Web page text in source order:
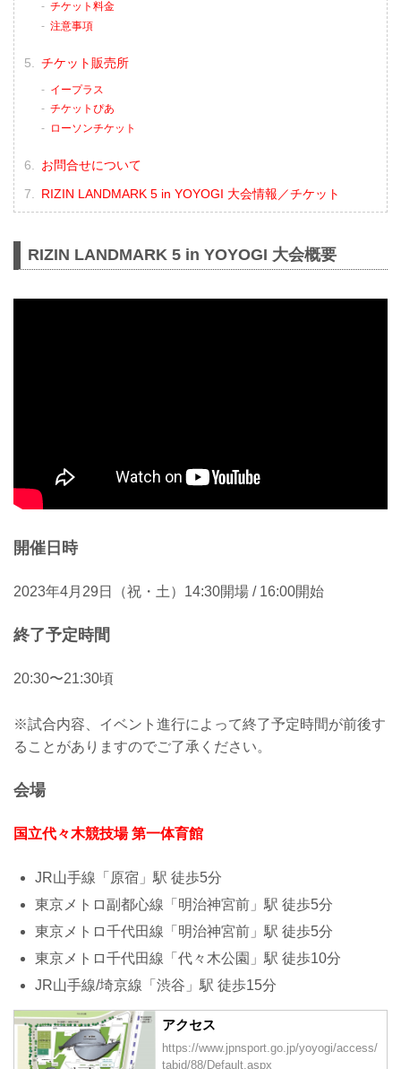
チケット料金
注意事項
チケット販売所
イープラス
チケットぴあ
ローソンチケット
お問合せについて
RIZIN LANDMARK 5 in YOYOGI 大会情報／チケット
RIZIN LANDMARK 5 in YOYOGI 大会概要
開催日時
2023年4月29日（祝・土）14:30開場 / 16:00開始
終了予定時間
20:30〜21:30頃
※試合内容、イベント進行によって終了予定時間が前後す
ることがありますのでご了承ください。
会場
国立代々木競技場 第一体育館
JR山手線「原宿」駅 徒歩5分
東京メトロ副都心線「明治神宮前」駅 徒歩5分
東京メトロ千代田線「明治神宮前」駅 徒歩5分
東京メトロ千代田線「代々木公園」駅 徒歩10分
JR山手線/埼京線「渋谷」駅 徒歩15分
アクセス
https://www.jpnsport.go.jp/yoyogi/access/
tabid/88/Default.aspx